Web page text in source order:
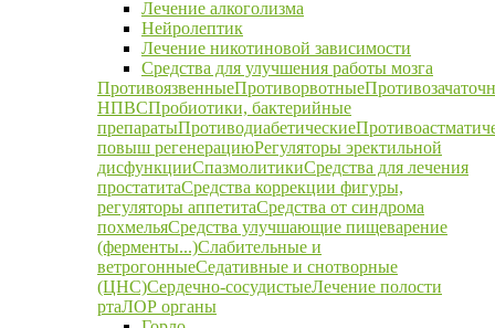
Лечение алкоголизма
Нейролептик
Лечение никотиновой зависимости
Средства для улучшения работы мозга
ПротивоязвенныеПротиворвотные
НПВСПробиотики, бактерийные
препаратыПротиводиабетические
повыш регенерациюРегуляторы эректильной
дисфункцииСпазмолитикиСредства для лечения
простатитаСредства коррекции фигуры,
регуляторы аппетитаСредства от синдрома
похмельяСредства улучшающие пищеварение
(ферменты...)Слабительные и
ветрогонныеСедативные и снотворные
(ЦНС)Сердечно-сосудистыеЛечение полости
ртаЛОР органы